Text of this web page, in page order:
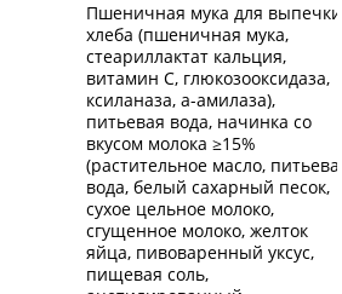
Пшеничная мука для выпечки
хлеба (пшеничная мука,
стеариллактат кальция,
витамин С, глюкозооксидаза,
ксиланаза, а-амилаза),
питьевая вода, начинка со
вкусом молока ≥15%
(растительное масло,
вода, белый сахарный песок,
сухое цельное молоко,
сгущенное молоко, желток
яйца, пивоваренный уксус,
пищевая соль,